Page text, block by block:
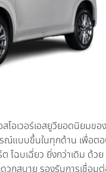
โอเวอร์เอสยูวียอดนิยมของ
ณ์แบบขึ้นในทุกด้าน เพื่อต
โฉบเฉี่ยว ยิ่งกว่าเดิม ด้วย
วกสบาย รองรับการเชื่อม